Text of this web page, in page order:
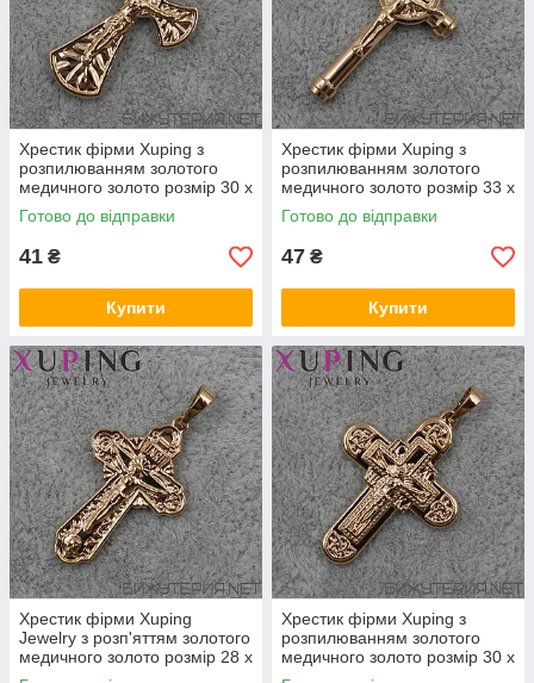
Хрестик фірми Xuping з
розпилюванням золотого
медичного золото розмір 30 х
19 мм
Готово до відправки
41 ₴
Купити
Хрестик фірми Xuping з
розпилюванням золотого
медичного золото розмір 33 х
18 мм
Готово до відправки
47 ₴
Купити
Хрестик фірми Xuping
Jewelry з розп'яттям золотого
медичного золото розмір 28 х
17 мм
Хрестик фірми Xuping з
розпилюванням золотого
медичного золото розмір 30 х
23 мм